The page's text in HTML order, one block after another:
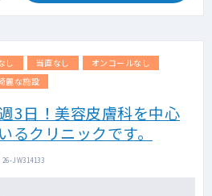
し 当直なし
オンコールなし
麗な施設
3日！美容皮膚科を中心
るクリニックです。
JW314133